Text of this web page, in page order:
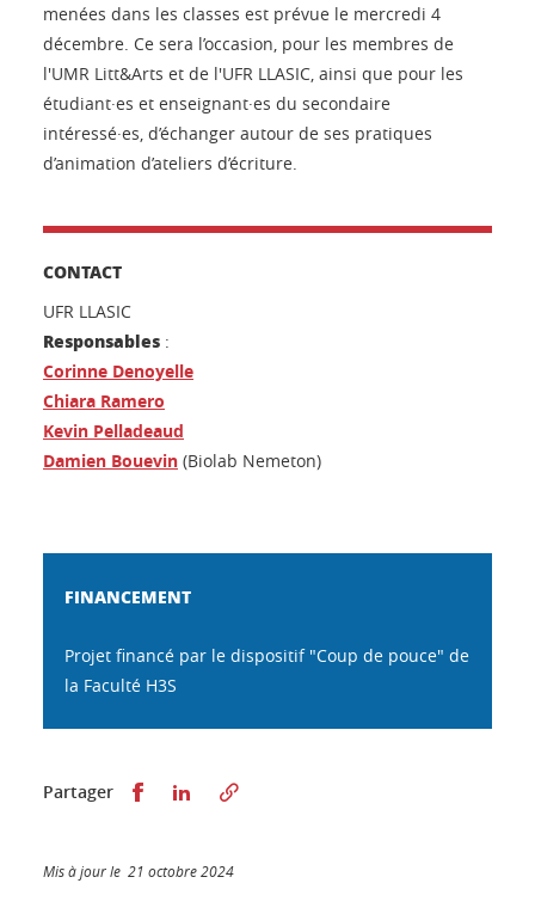
menées dans les classes est prévue le mercredi 4
décembre. Ce sera l’occasion, pour les membres de
l'UMR Litt&Arts et de l'UFR LLASIC, ainsi que pour les
étudiant·es et enseignant·es du secondaire
intéressé·es, d’échanger autour de ses pratiques
d’animation d’ateliers d’écriture.
CONTACT
UFR LLASIC
Responsables :
Corinne Denoyelle
Chiara Ramero
Kevin Pelladeaud
Damien Bouevin (Biolab Nemeton)
FINANCEMENT
Projet financé par le dispositif "Coup de pouce" de
la Faculté H3S
Partager Partager sur Facebook
Partager sur LinkedIn
Mis à jour le 21 octobre 2024